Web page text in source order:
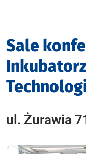
Sale
ul. Żurawia